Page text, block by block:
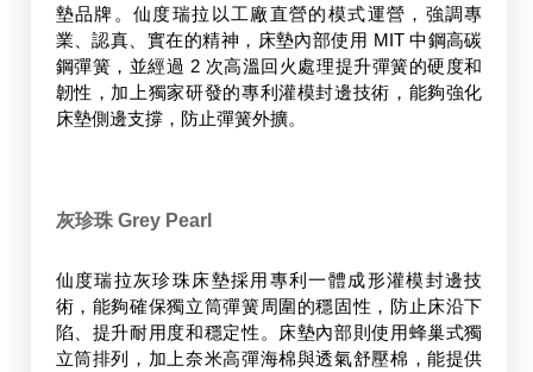
墊品牌。仙度瑞拉以工廠直營的模式運營，強調專
業、認真、實在的精神，床墊內部使用 MIT 中鋼高碳
鋼彈簧，並經過 2 次高溫回火處理提升彈簧的硬度和
韌性，加上獨家研發的專利灌模封邊技術，能夠強化
床墊側邊支撐，防止彈簧外擴。
灰珍珠 Grey Pearl
仙度瑞拉灰珍珠床墊採用專利一體成形灌模封邊技
術，能夠確保獨立筒彈簧周圍的穩固性，防止床沿下
陷、提升耐用度和穩定性。床墊內部則使用蜂巢式獨
立筒排列，加上奈米高彈海棉與透氣舒壓棉，能提供